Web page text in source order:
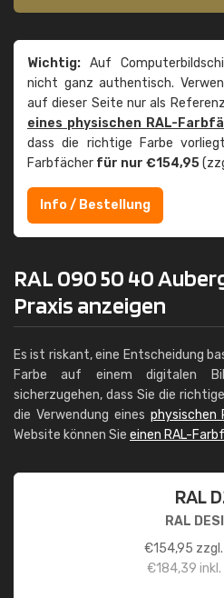
Wichtig: Auf
nicht ganz authentisch.
auf dieser Seite nur als
eines physischen RAL-
dass die richtige Farbe
Farbfächer für nur €154,95
Info / Bestellung
RAL 090 50 40
Praxis anzeigen
Es ist riskant, eine Entscheidung
Farbe auf einem digitalen
sicherzugehen, dass Sie die
die Verwendung eines physischen
Website können Sie einen RAL-
RAL
RAL
€154,95
€184,39